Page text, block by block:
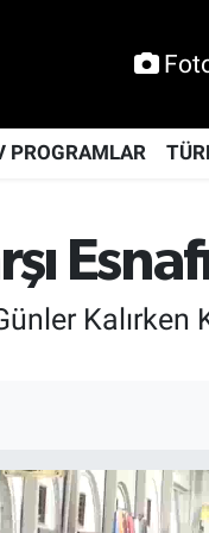
PROGRAMLAR
Kalırken